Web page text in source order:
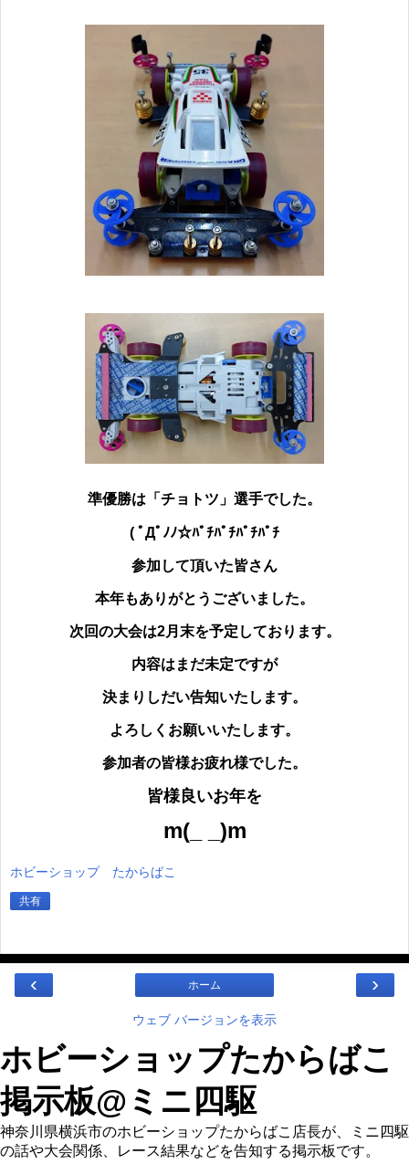
準優勝は「チョトツ」 選手でした。
( ﾟДﾟﾉﾉ☆ﾊﾟﾁﾊﾟﾁﾊﾟﾁﾊﾟﾁ
参加して頂いた皆さん
本年もありがとうございました。
次回の大会は2月末を予定しております。
内容はまだ未定ですが
決まりしだい告知いたします。
よろしくお願いいたします。
参加者の皆様お疲れ様でした。
皆様良いお年を
m(_ _)m
ホビーショップ たからばこ
共有
‹ ›
ホーム
ウェブ バージョンを表示
ホビーショップたからばこ
掲示板@ミニ四駆
神奈川県横浜市のホビーショップたからばこ店長が、ミニ四駆
の話や大会関係、レース結果などを告知する掲示板です。